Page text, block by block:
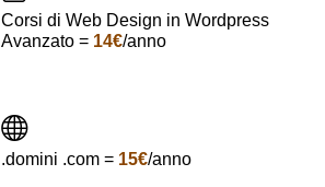
Corsi di Web Design in Wordpress
Avanzato = 14€/anno
.domini .com = 15€/anno